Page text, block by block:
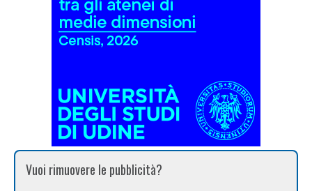
Vuoi rimuovere le pubblicità?